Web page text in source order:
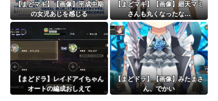
【まどマギ】【画像】平成中期
の女児あじを感じる
【まどマギ】【画像】廻天マミ
さんも丸くなったな…
【まどドラ】レイドアイちゃん
オートの編成おしえて
【まどドラ】【画像】みたまさ
ん、でかい